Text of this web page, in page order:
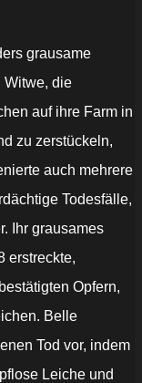
grausame
Witwe, die
auf ihre Farm in
zu zerstückeln,
auch mehrere
Todesfälle,
Ihr grausames
erstreckte,
Opfern,
Belle
Tod vor, indem
Leiche und